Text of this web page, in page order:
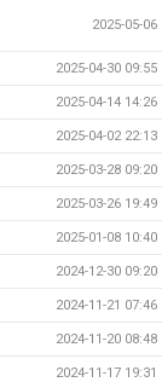
2025-05-06
2025-04-30 09:55
2025-04-14 14:26
2025-04-02 22:13
2025-03-28 09:20
2025-03-26 19:49
2025-01-08 10:40
2024-12-30 09:20
2024-11-21 07:46
2024-11-20 08:48
2024-11-17 19:31